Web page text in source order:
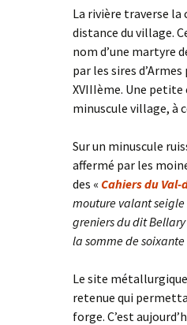
La rivière traverse la
distance du village.
nom d’une martyre
par les sires
XVIIIème. Une
minuscule village, à
Sur un minuscule
affermé par les
des « Cahiers du
mouture valant seigle
greniers du dit
la somme de
Le site
retenue qui
forge. C’est